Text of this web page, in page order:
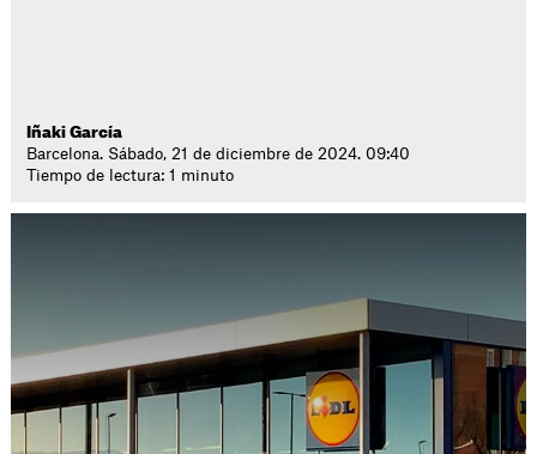
Iñaki García
Barcelona. Sábado, 21 de diciembre de 2024. 09:40
Tiempo de lectura: 1 minuto